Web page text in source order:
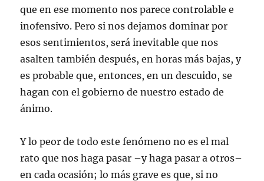
que en ese momento nos parece controlable e
inofensivo. Pero si nos dejamos dominar por
esos sentimientos, será inevitable que nos
asalten también después, en horas más bajas, y
es probable que, entonces, en un descuido, se
hagan con el gobierno de nuestro estado de
ánimo.
Y lo peor de todo este fenómeno no es el mal
rato que nos haga pasar –y haga pasar a otros–
en cada ocasión; lo más grave es que, si no